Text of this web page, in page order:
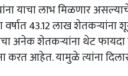
याचा लाभ मिळणार
43.12 लाख शेतकऱ्यांना
अनेक शेतकऱ्यांना थेट
आहेत. यामुळे त्यांना